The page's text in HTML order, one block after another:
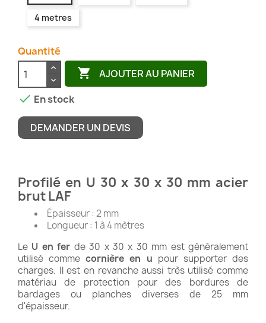
4 metres
Quantité
 AJOUTER AU PANIER
 En stock
DEMANDER UN DEVIS
Profilé en U 30 x 30 x 30 mm acier
brut LAF
Épaisseur : 2 mm
Longueur : 1 à 4 mètres
Le U en fer de 30 x 30 x 30 mm est généralement
utilisé commecornière en u pour supporter des
charges. Il est en revanche aussi très utilisé comme
matériau de protection pour des bordures de
bardages ou planches diverses de 25 mm
d'épaisseur.